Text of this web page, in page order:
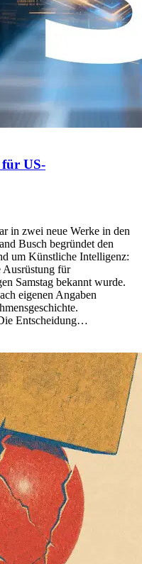
für US-
in zwei neue Werke in den
Busch begründet den
um Künstliche Intelligenz:
Ausrüstung für
Samstag bekannt wurde.
eigenen Angaben
Entscheidung…